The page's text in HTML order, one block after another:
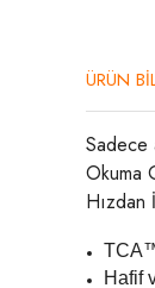
ÜRÜN
Sadece
Okuma
Hızdan
Hafif